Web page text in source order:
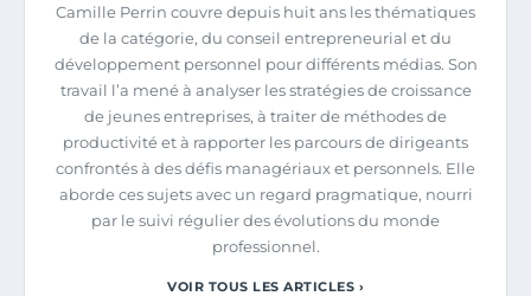
Camille Perrin couvre depuis huit ans les thématiques
de la catégorie, du conseil entrepreneurial et du
développement personnel pour différents médias. Son
travail l’a mené à analyser les stratégies de croissance
de jeunes entreprises, à traiter de méthodes de
productivité et à rapporter les parcours de dirigeants
confrontés à des défis managériaux et personnels. Elle
aborde ces sujets avec un regard pragmatique, nourri
par le suivi régulier des évolutions du monde
professionnel.
VOIR TOUS LES ARTICLES ›